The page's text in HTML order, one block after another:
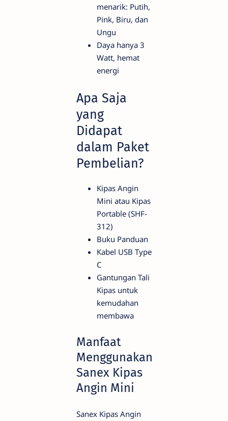
menarik: Putih,
Pink, Biru, dan
Ungu
Daya hanya 3
Watt, hemat
energi
Apa Saja
yang
Didapat
dalam Paket
Pembelian?
Kipas Angin
Mini atau Kipas
Portable (SHF-
312)
Buku Panduan
Kabel USB Type
C
Gantungan Tali
Kipas untuk
kemudahan
membawa
Manfaat
Menggunakan
Sanex Kipas
Angin Mini
Sanex Kipas Angin